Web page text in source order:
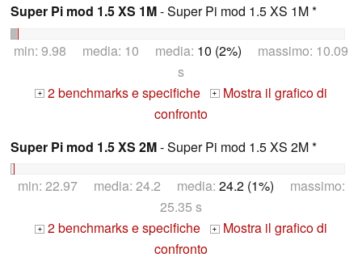
Super Pi mod 1.5 XS 1M- Super Pi mod 1.5 XS 1M *
min: 9.98 media: 10 media: 10 (2%) massimo: 10.09
s
+ 2 benchmarks e specifiche + Mostra il grafico di
confronto
Super Pi mod 1.5 XS 2M- Super Pi mod 1.5 XS 2M *
min: 22.97 media: 24.2 media: 24.2 (1%) massimo:
25.35 s
+ 2 benchmarks e specifiche + Mostra il grafico di
confronto